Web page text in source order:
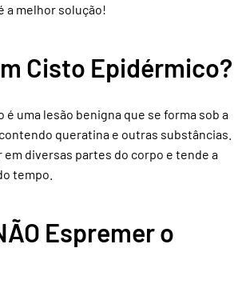
a melhor solução!
Cisto Epidérmico?
é uma lesão benigna que se forma sob a
queratina e outras substâncias.
em diversas partes do corpo e tende a
tempo.
Espremer o